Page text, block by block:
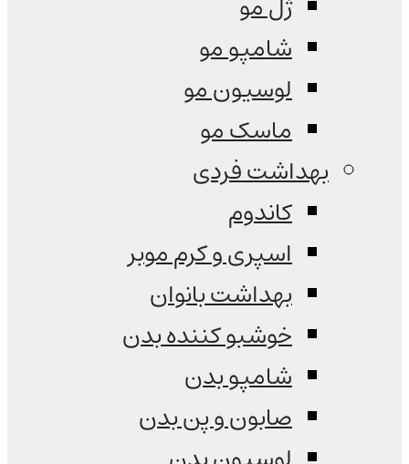
شامپو مو
لوسیون مو
ماسک مو
بهداشت فردی
کاندوم
اسپری و کرم موبر
بهداشت بانوان
خوشبو کننده بدن
شامپو بدن
صابون و پن بدن